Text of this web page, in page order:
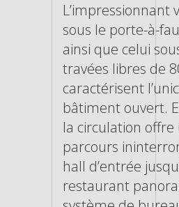
L’impressionnant
sous le porte-à-
ainsi que celui
travées libres de
caractérisent
bâtiment ouvert.
la circulation offre
parcours
hall d’entrée
restaurant